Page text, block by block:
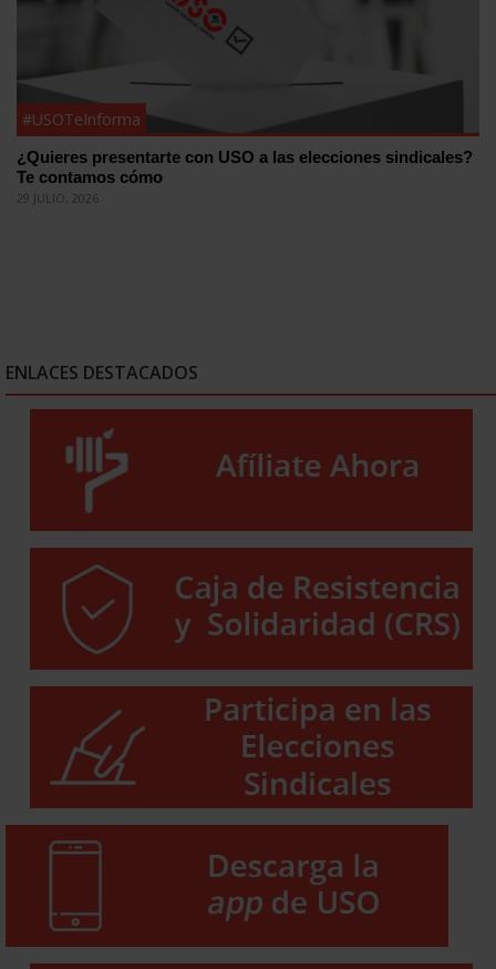
#USOTeInforma
¿Quieres presentarte con USO a las elecciones sindicales?
Te contamos cómo
29 JULIO, 2026
ENLACES DESTACADOS